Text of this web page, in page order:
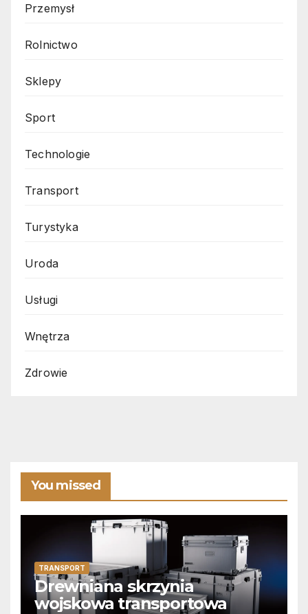
Przemysł
Rolnictwo
Sklepy
Sport
Technologie
Transport
Turystyka
Uroda
Usługi
Wnętrza
Zdrowie
You missed
TRANSPORT
Drewniana skrzynia
wojskowa transportowa